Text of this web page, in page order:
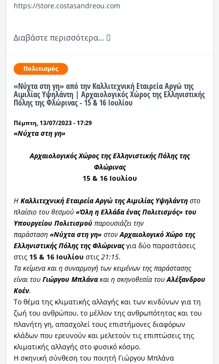
https://store.costasandreou.com
Διαβάστε περισσότερα...
Πολιτισμός
«Νύχτα στη γη» από την Καλλιτεχνική Εταιρεία Αργώ της
Αιμιλίας Υψηλάντη | Αρχαιολογικός Χώρος της Ελληνιστικής
Πόλης της Φλώρινας - 15 & 16 Ιουλίου
Πέμπτη, 13/07/2023 - 17:29
«Νύχτα στη γη»
Αρχαιολογικός Χώρος της Ελληνιστικής Πόλης της
Φλώρινας
15 & 16 Ιουλίου
Η Καλλιτεχνική Εταιρεία Αργώ της Αιμιλίας Υψηλάντηστο
πλαίσιο του θεσμού «Όλη η Ελλάδα ένας Πολιτισμός» του
Υπουργείου Πολιτισμού παρουσιάζει την
παράσταση «Νύχτα στη γη» στονΑρχαιολογικό Χώρο της
Ελληνιστικής Πόλης της Φλώριναςγια δύο παραστάσεις
στις 15 & 16 Ιουλίουστις21:15.
Τα κείμενα και η συναρμογή των κειμένων της παράστασης
είναι του Γιώργου Μπλάνακαι η σκηνοθεσία τουΑλέξανδρου
Κοέν.
Το θέμα της κλιματικής αλλαγής και των κινδύνων για τη
ζωή του ανθρώπου, το μέλλον της ανθρωπότητας και του
πλανήτη γη, απασχολεί τους επιστήμονες διαφόρων
κλάδων που ερευνούν και μελετούν τις επιπτώσεις της
κλιματικής αλλαγής στο φυσικό κόσμο.
Η σκηνική σύνθεση του ποιητή Γιώργου Μπλάνα